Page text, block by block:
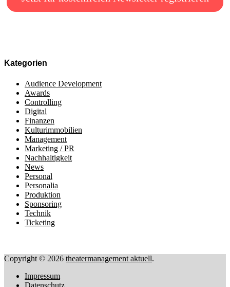
Kategorien
Audience Development
Awards
Controlling
Digital
Finanzen
Kulturimmobilien
Management
Marketing / PR
Nachhaltigkeit
News
Personal
Personalia
Produktion
Sponsoring
Technik
Ticketing
Copyright © 2026 theatermanagement aktuell.
Impressum
Datenschutz